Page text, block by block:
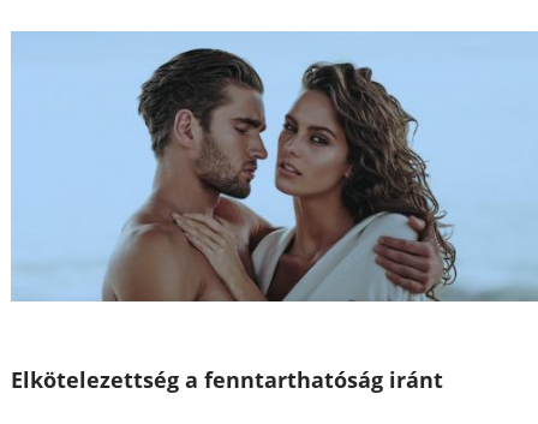
Elkötelezettség a fenntarthatóság iránt